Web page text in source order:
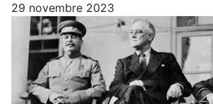
29 novembre 2023